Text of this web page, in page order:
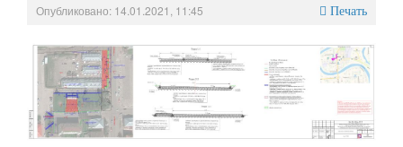
Опубликовано: 14.01.2021, 11:45 Печать